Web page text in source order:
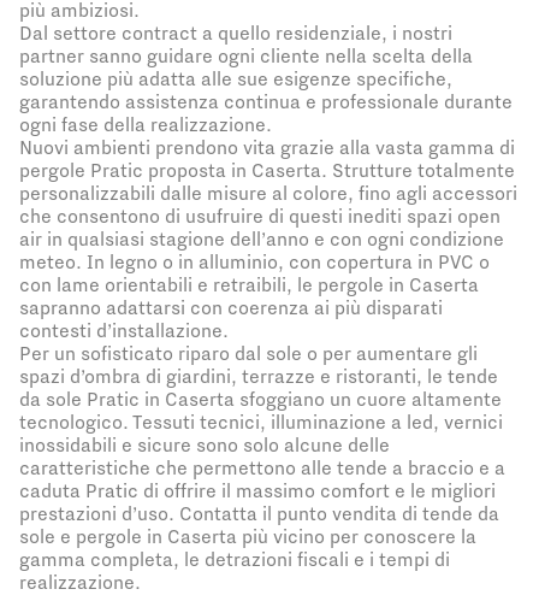
più ambiziosi.
Dal settore contract a quello residenziale, i nostri
partner sanno guidare ogni cliente nella scelta della
soluzione più adatta alle sue esigenze specifiche,
garantendo assistenza continua e professionale durante
ogni fase della realizzazione.
Nuovi ambienti prendono vita grazie alla vasta gamma di
pergole Pratic proposta in Caserta. Strutture totalmente
personalizzabili dalle misure al colore, fino agli accessori
che consentono di usufruire di questi inediti spazi open
air in qualsiasi stagione dell’anno e con ogni condizione
meteo. In legno o in alluminio, con copertura in PVC o
con lame orientabili e retraibili, le pergole in Caserta
sapranno adattarsi con coerenza ai più disparati
contesti d’installazione.
Per un sofisticato riparo dal sole o per aumentare gli
spazi d’ombra di giardini, terrazze e ristoranti, le tende
da sole Pratic in Caserta sfoggiano un cuore altamente
tecnologico. Tessuti tecnici, illuminazione a led, vernici
inossidabili e sicure sono solo alcune delle
caratteristiche che permettono alle tende a braccio e a
caduta Pratic di offrire il massimo comfort e le migliori
prestazioni d’uso. Contatta il punto vendita di tende da
sole e pergole in Caserta più vicino per conoscere la
gamma completa, le detrazioni fiscali e i tempi di
realizzazione.